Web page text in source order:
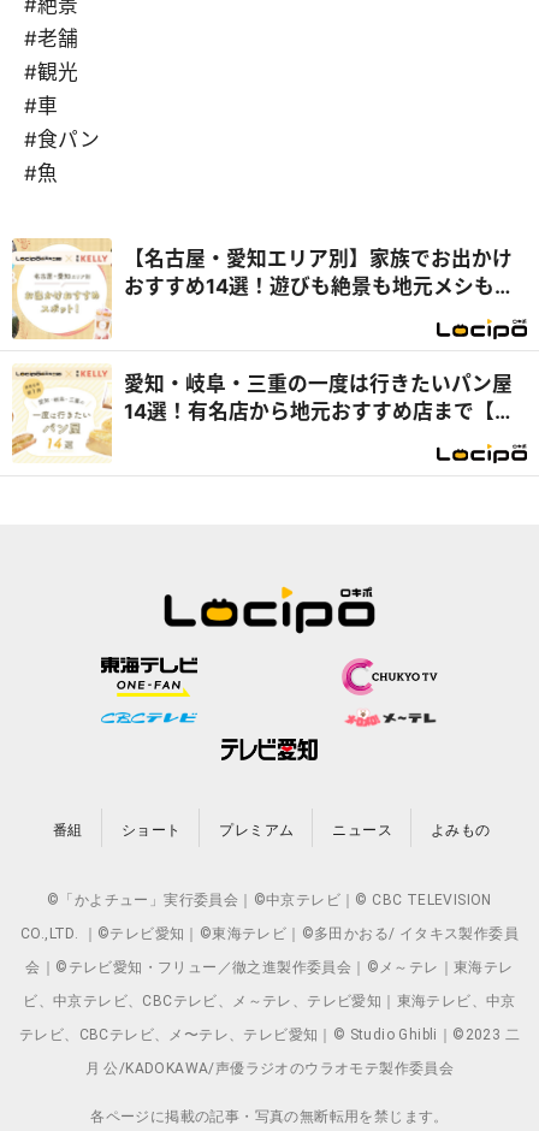
#絶景
#老舗
#観光
#車
#食パン
#魚
【名古屋・愛知エリア別】家族でお出かけ
おすすめ14選！遊びも絶景も地元メシも満
愛知・岐阜・三重の一度は行きたいパン屋
14選！有名店から地元おすすめ店まで【テ
番組 ショート プレミアム ニュース よみもの
©「かよチュー」実行委員会｜©中京テレビ｜© CBC TELEVISION
CO.,LTD. ｜©テレビ愛知｜©東海テレビ｜©多田かおる/ イタキス製作委員
会｜©テレビ愛知・フリュー／徹之進製作委員会｜©メ～テレ｜東海テレ
ビ、中京テレビ、CBCテレビ、メ～テレ、テレビ愛知｜東海テレビ、中京
テレビ、CBCテレビ、メ〜テレ、テレビ愛知｜© Studio Ghibli｜©2023 二
月 公/KADOKAWA/声優ラジオのウラオモテ製作委員会
各ページに掲載の記事・写真の無断転用を禁じます。